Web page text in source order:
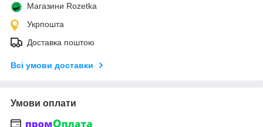
Магазини Rozetka
Укрпошта
Доставка поштою
Всі умови доставки
Умови оплати